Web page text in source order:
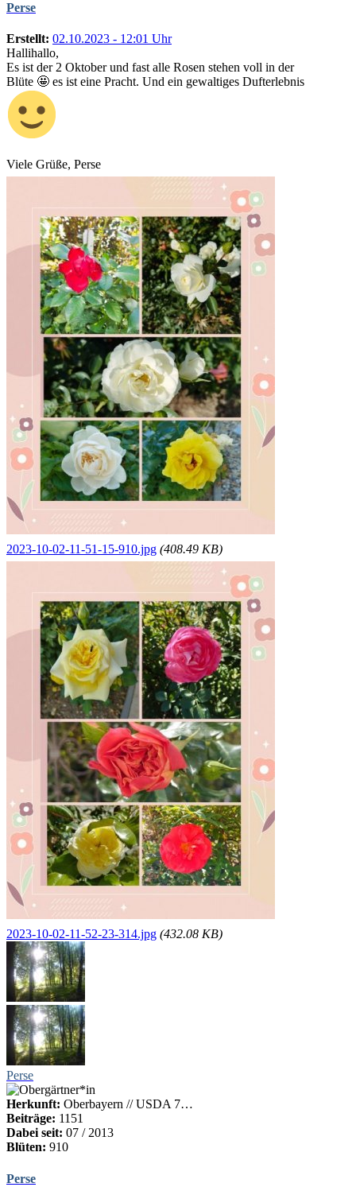
Perse
Erstellt: 02.10.2023 - 12:01 Uhr
Hallihallo,
Es ist der 2 Oktober und fast alle Rosen stehen voll in der
Blüte 🤩 es ist eine Pracht. Und ein gewaltiges Dufterlebnis
Viele Grüße, Perse
2023-10-02-11-51-15-910.jpg (408.49 KB)
2023-10-02-11-52-23-314.jpg (432.08 KB)
Perse
Herkunft: Oberbayern // USDA 7…
Beiträge: 1151
Dabei seit: 07 / 2013
Blüten: 910
Perse